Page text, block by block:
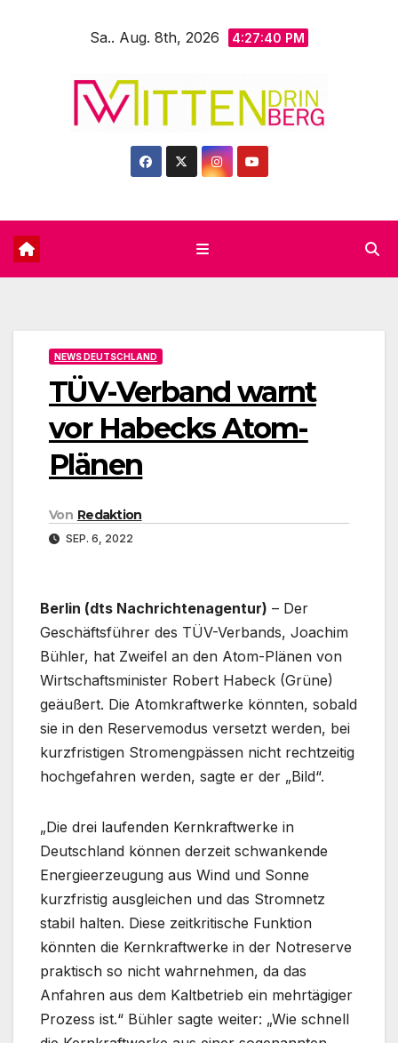
Sa.. Aug. 8th, 2026 4:27:42 PM
NEWS DEUTSCHLAND
TÜV-Verband warnt
vor Habecks Atom-
Plänen
Von Redaktion
SEP. 6, 2022
Berlin (dts Nachrichtenagentur) – Der
Geschäftsführer des TÜV-Verbands, Joachim
Bühler, hat Zweifel an den Atom-Plänen von
Wirtschaftsminister Robert Habeck (Grüne)
geäußert. Die Atomkraftwerke könnten, sobald
sie in den Reservemodus versetzt werden, bei
kurzfristigen Stromengpässen nicht rechtzeitig
hochgefahren werden, sagte er der „Bild“.
„Die drei laufenden Kernkraftwerke in
Deutschland können derzeit schwankende
Energieerzeugung aus Wind und Sonne
kurzfristig ausgleichen und das Stromnetz
stabil halten. Diese zeitkritische Funktion
könnten die Kernkraftwerke in der Notreserve
praktisch so nicht wahrnehmen, da das
Anfahren aus dem Kaltbetrieb ein mehrtägiger
Prozess ist.“ Bühler sagte weiter: „Wie schnell